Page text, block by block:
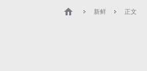
新鲜 正文